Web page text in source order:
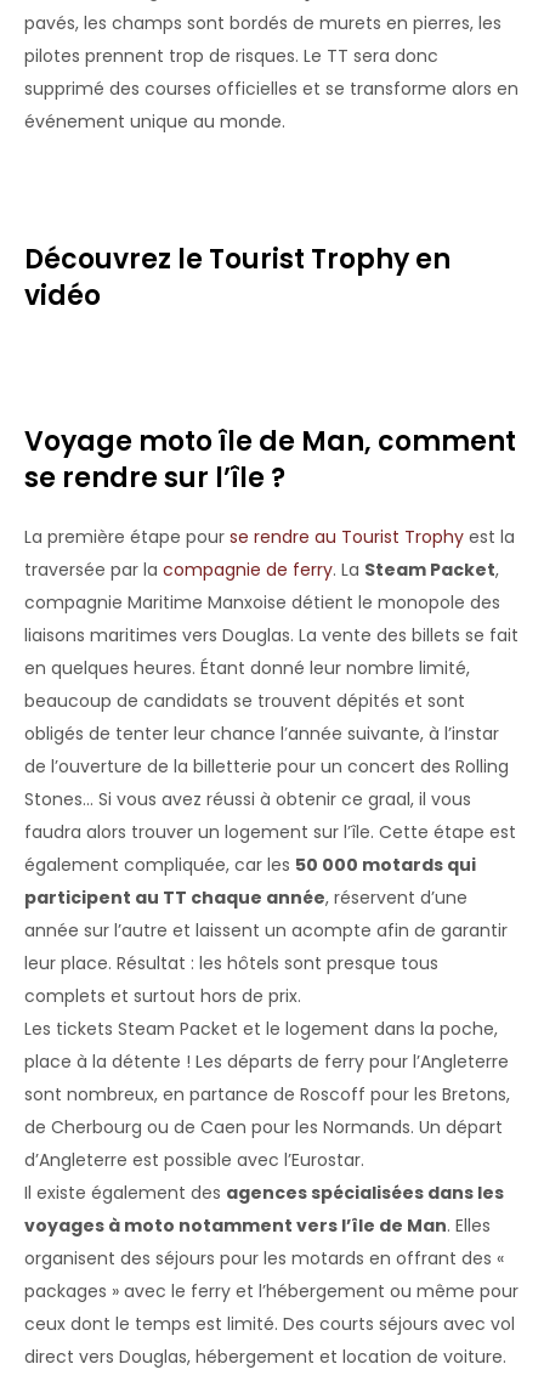
pavés, les champs sont bordés de murets en pierres, les
pilotes prennent trop de risques. Le TT sera donc
supprimé des courses officielles et se transforme alors en
événement unique au monde.
Découvrez le Tourist Trophy en
vidéo
Voyage moto île de Man, comment
se rendre sur l’île ?
La première étape pour se rendre au Tourist Trophy est la
traversée par la compagnie de ferry. La Steam Packet,
compagnie Maritime Manxoise détient le monopole des
liaisons maritimes vers Douglas. La vente des billets se fait
en quelques heures. Étant donné leur nombre limité,
beaucoup de candidats se trouvent dépités et sont
obligés de tenter leur chance l’année suivante, à l’instar
de l’ouverture de la billetterie pour un concert des Rolling
Stones… Si vous avez réussi à obtenir ce graal, il vous
faudra alors trouver un logement sur l’île. Cette étape est
également compliquée, car les 50 000 motards qui
participent au TT chaque année, réservent d’une
année sur l’autre et laissent un acompte afin de garantir
leur place. Résultat : les hôtels sont presque tous
complets et surtout hors de prix.
Les tickets Steam Packet et le logement dans la poche,
place à la détente ! Les départs de ferry pour l’Angleterre
sont nombreux, en partance de Roscoff pour les Bretons,
de Cherbourg ou de Caen pour les Normands. Un départ
d’Angleterre est possible avec l’Eurostar.
Il existe également des agences spécialisées dans les
voyages à moto notamment vers l’île de Man. Elles
organisent des séjours pour les motards en offrant des «
packages » avec le ferry et l’hébergement ou même pour
ceux dont le temps est limité. Des courts séjours avec vol
direct vers Douglas, hébergement et location de voiture.